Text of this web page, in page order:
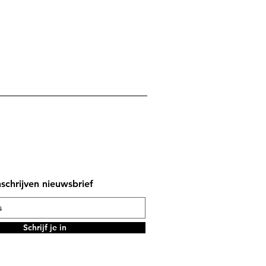
nieuwsbrief
Schrijf je in